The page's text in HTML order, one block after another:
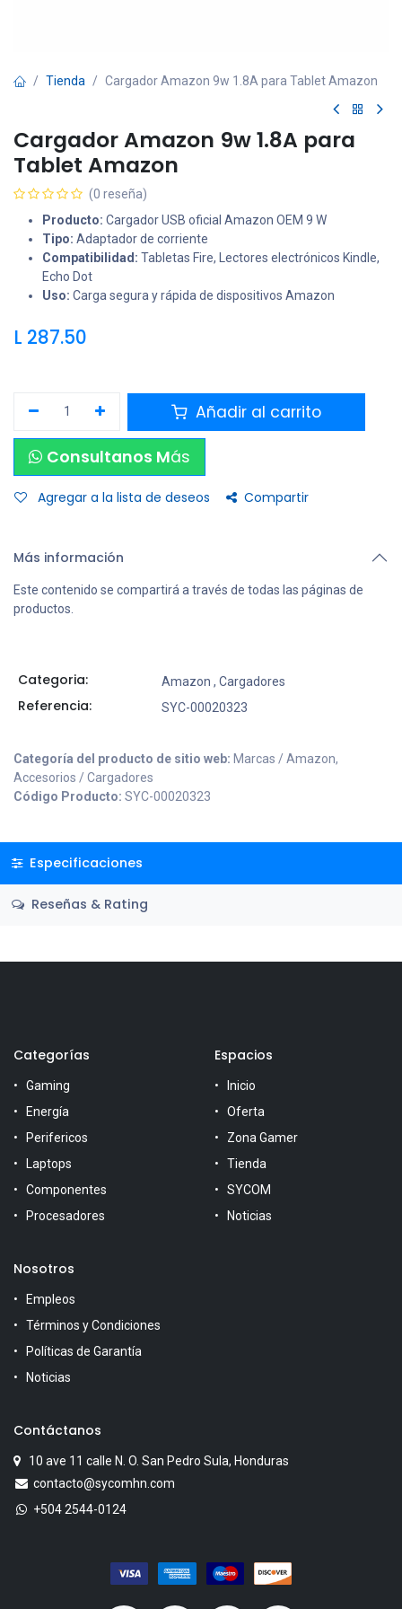
Tienda Cargador Amazon 9w 1.8A para Tablet Amazon
Cargador Amazon 9w 1.8A para
Tablet Amazon
(0 reseña)
Producto: Cargador USB oficial Amazon OEM 9 W
Tipo: Adaptador de corriente
Compatibilidad: Tabletas Fire, Lectores electrónicos Kindle,
Echo Dot
Uso: Carga segura y rápida de dispositivos Amazon
L 287.50
Añadir al carrito
Consultanos Más
Agregar a la lista de deseos Compartir
Más información
Este contenido se compartirá a través de todas las páginas de
productos.
Categoria: Amazon , Cargadores
Referencia: SYC-00020323
Categoría del producto de sitio web: Marcas / Amazon,
Accesorios / Cargadores
Código Producto: SYC-00020323
Especificaciones
Reseñas & Rating
Categorías
Gaming
Energía
Perifericos
Laptops
Componentes
Procesadores
Espacios
Inicio
Oferta
Zona Gamer
Tienda
SYCOM
Noticias
Nosotros
Empleos
Términos y Condiciones
Políticas de Garantía
Noticias
Contáctanos
10 ave 11 calle N. O. San Pedro Sula, Honduras
contacto@sycomhn.com
+504 2544-0124